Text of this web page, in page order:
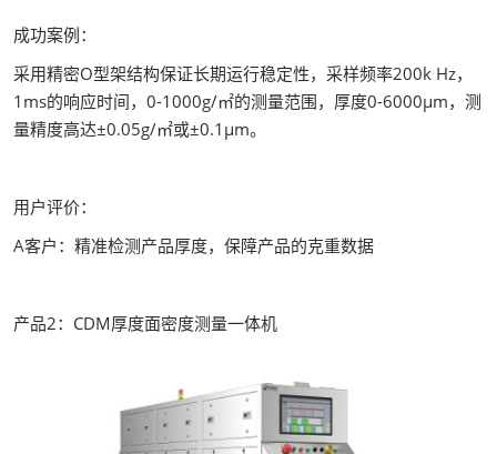
成功案例：
采用精密O型架结构保证长期运行稳定性，采样频率200k Hz，
1ms的响应时间，0-1000g/㎡的测量范围，厚度0-6000μm，测
量精度高达±0.05g/㎡或±0.1μm。
用户评价：
A客户：精准检测产品厚度，保障产品的克重数据
产品2：CDM厚度面密度测量一体机